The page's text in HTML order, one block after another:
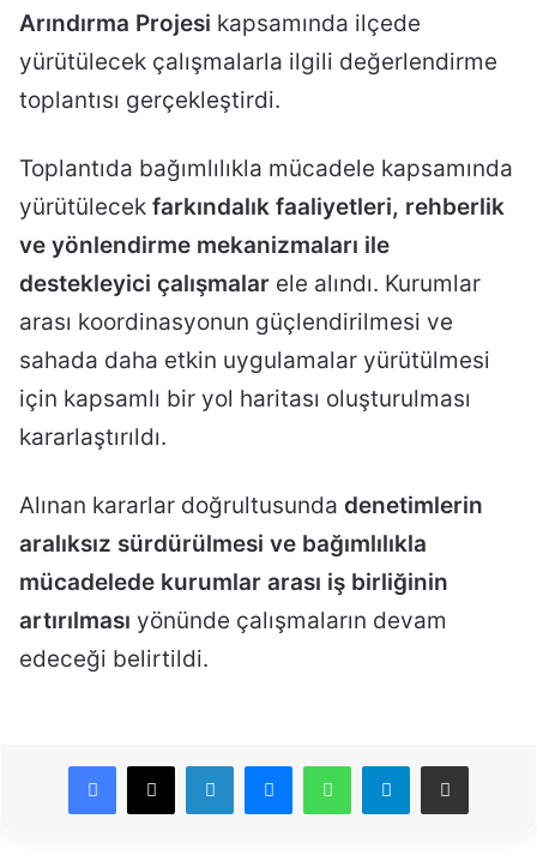
Arındırma Projesi kapsamında ilçede
yürütülecek çalışmalarla ilgili değerlendirme
toplantısı gerçekleştirdi.
Toplantıda bağımlılıkla mücadele kapsamında
yürütülecek farkındalık faaliyetleri, rehberlik
ve yönlendirme mekanizmaları ile
destekleyici çalışmalar ele alındı. Kurumlar
arası koordinasyonun güçlendirilmesi ve
sahada daha etkin uygulamalar yürütülmesi
için kapsamlı bir yol haritası oluşturulması
kararlaştırıldı.
Alınan kararlar doğrultusunda denetimlerin
aralıksız sürdürülmesi ve bağımlılıkla
mücadelede kurumlar arası iş birliğinin
artırılması yönünde çalışmaların devam
edeceği belirtildi.
LinkedInMessengerWhatsApp
TelegramE-Posta ile paylaş